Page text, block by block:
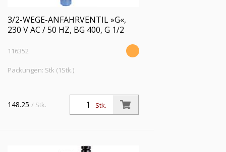
3/2-WEGE-ANFAHRVENTIL »G«,
230 V AC / 50 HZ, BG 400, G 1/2
116352
Packungen: Stk (1Stk.)
Stk.
148.25 / Stk.